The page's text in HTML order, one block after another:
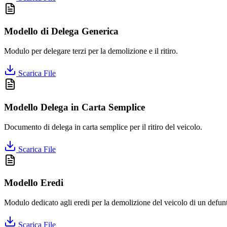
Modello di Delega Generica
Modulo per delegare terzi per la demolizione e il ritiro.
Scarica File
Modello Delega in Carta Semplice
Documento di delega in carta semplice per il ritiro del veicolo.
Scarica File
Modello Eredi
Modulo dedicato agli eredi per la demolizione del veicolo di un
Scarica File